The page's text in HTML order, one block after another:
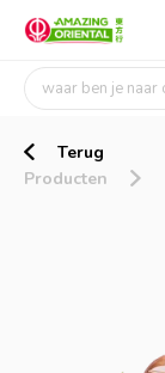
Terug
Producten